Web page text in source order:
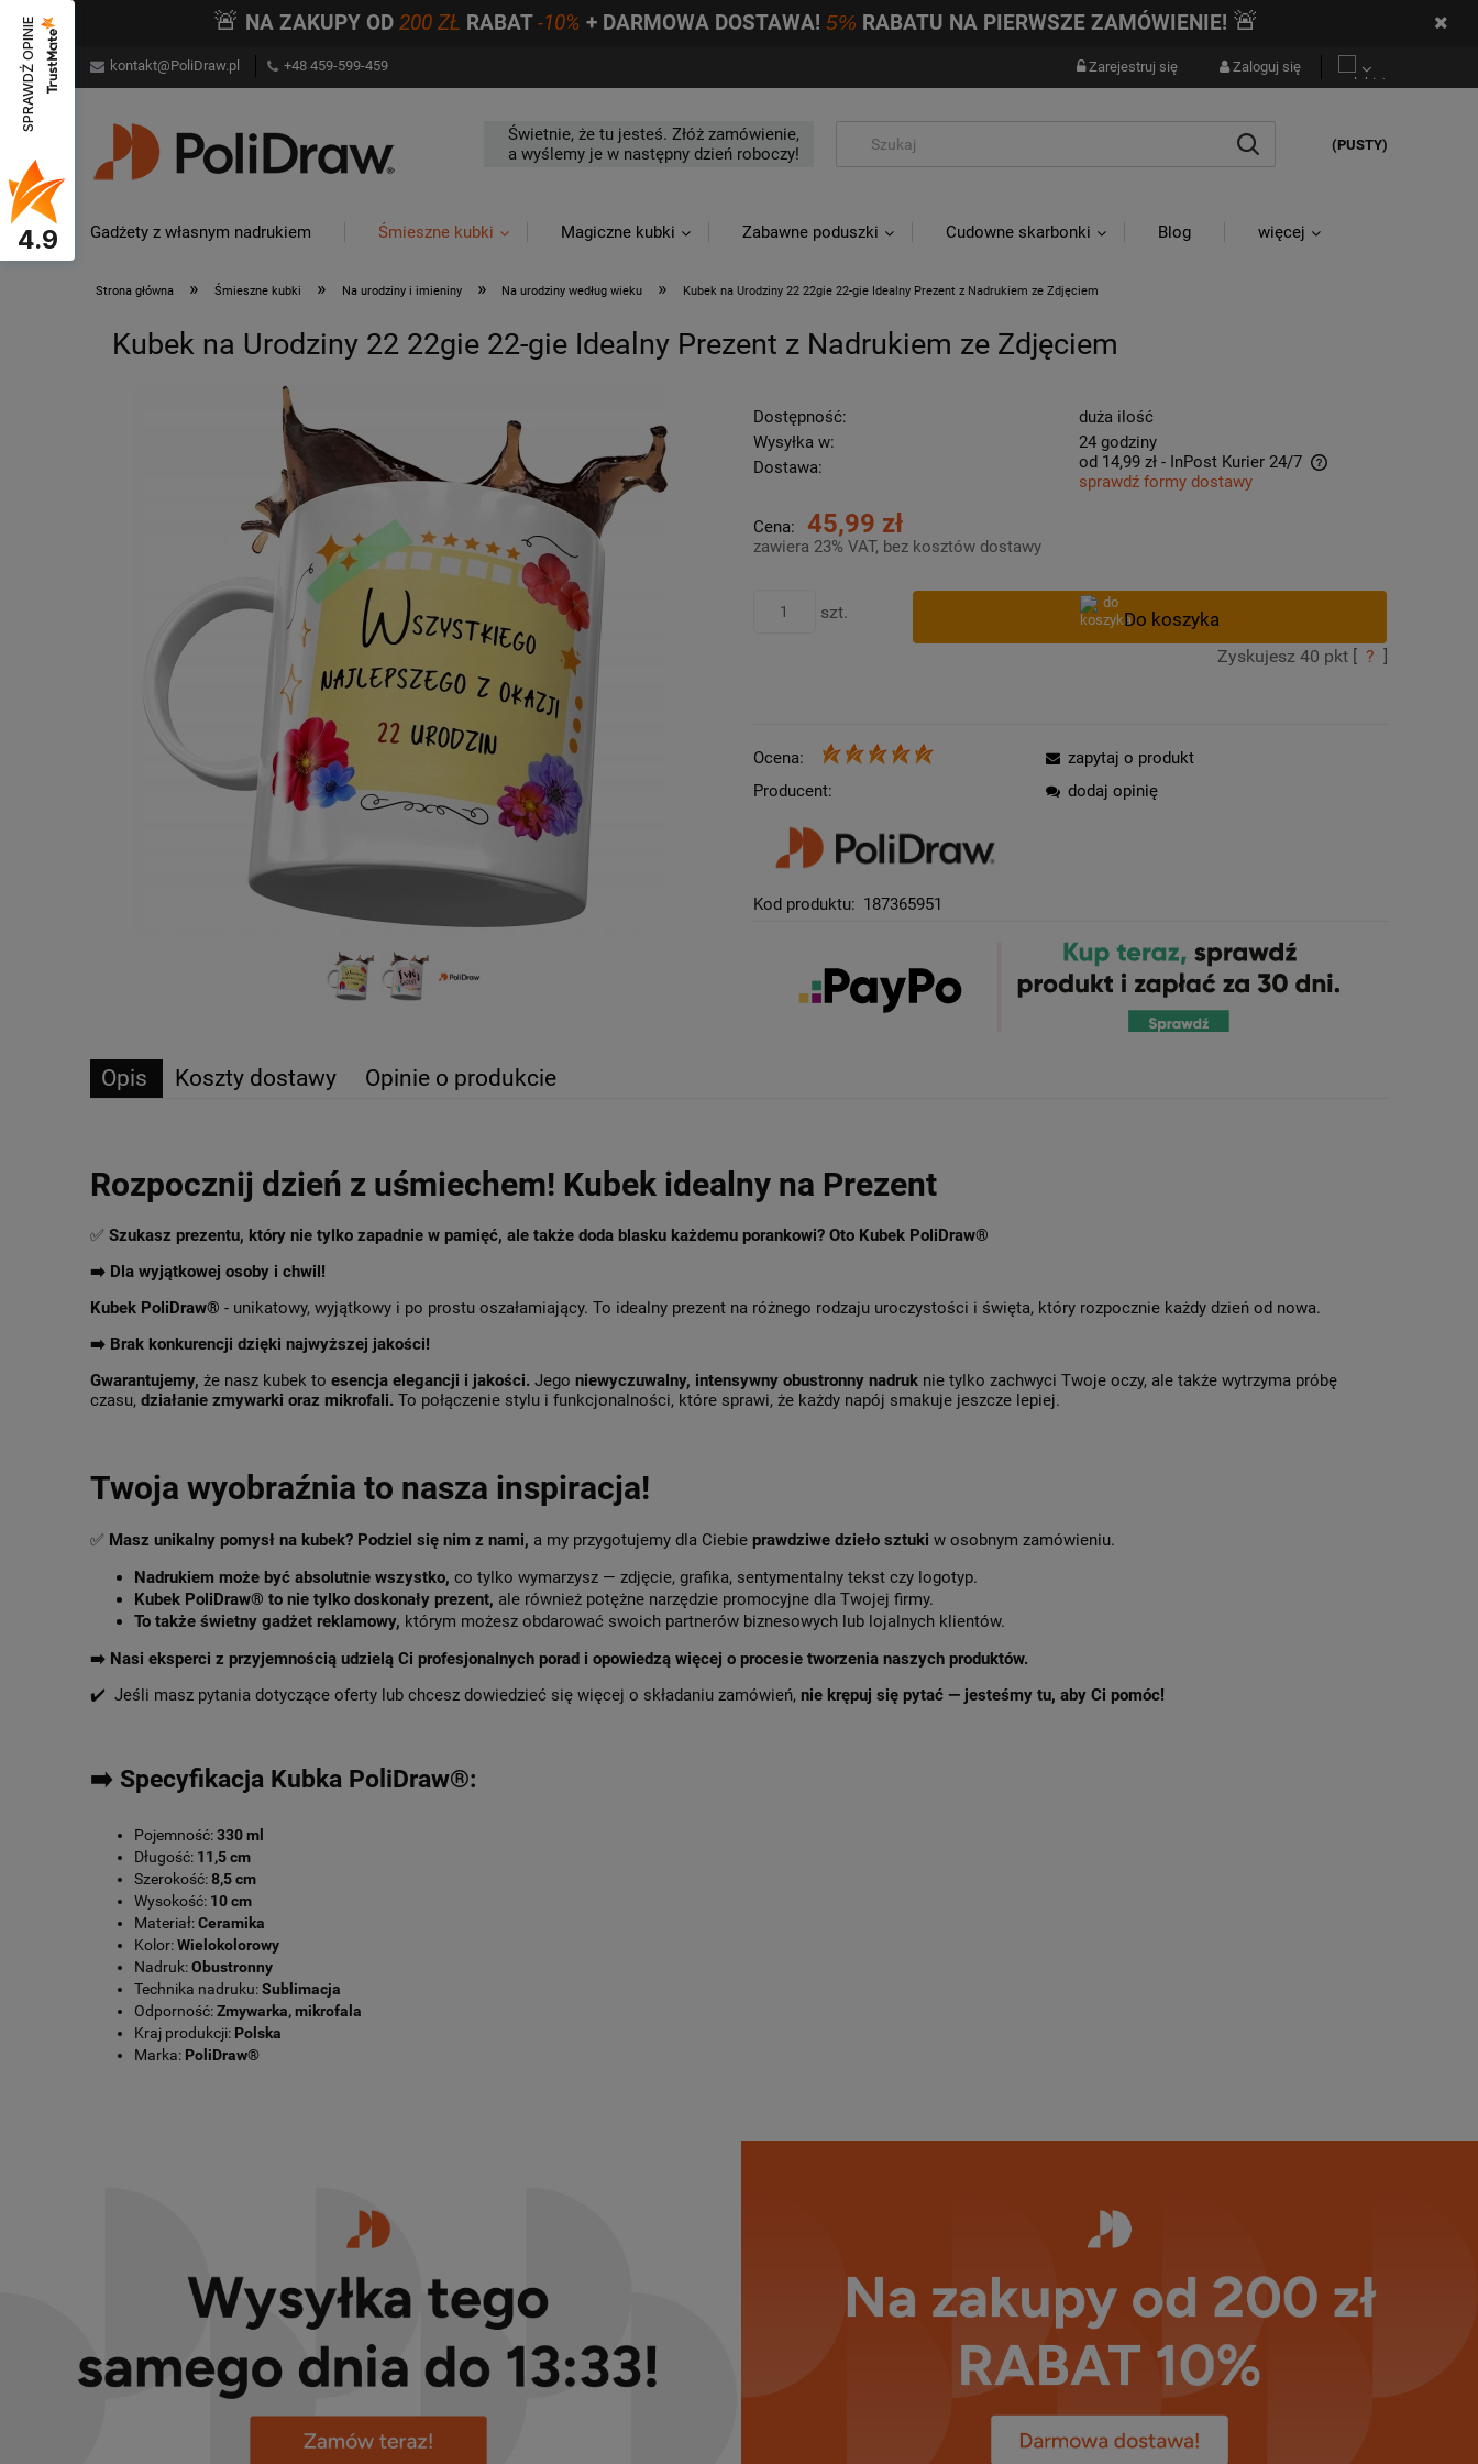
🚨 NA ZAKUPY OD 200 ZŁ RABAT-10% + DARMOWA DOSTAWA! 5% RABATU NA PIERWSZE ZAMÓWIENIE! 🚨
kontakt@PoliDraw.pl +48 459-599-459 Zarejestruj się Zaloguj się
(PUSTY)
Świetnie, że tu jesteś. Złóż zamówienie,
a wyślemy je w następny dzień roboczy!
Gadżety z własnym nadrukiem Śmieszne kubki Magiczne kubki Zabawne poduszki Cudowne skarbonki Blog więcej
Strona główna » Śmieszne kubki » Na urodziny i imieniny » Na urodziny według wieku » Kubek na Urodziny 22 22gie 22-gie Idealny Prezent z Nadrukiem ze Zdjęciem
Kubek na Urodziny 22 22gie 22-gie Idealny Prezent z Nadrukiem ze Zdjęciem
Dostępność:
duża ilość
Wysyłka w:
24 godziny
Dostawa:
od 14,99 zł - InPost Kurier 24/7
sprawdź formy dostawy
Cena: 45,99 zł
zawiera 23% VAT, bez kosztów dostawy
szt.
Zyskujesz 40 pkt [ ? ]
Ocena:
Producent:
Kod produktu: 187365951
zapytaj o produkt
dodaj opinię
Opis Koszty dostawy Opinie o produkcie
Rozpocznij dzień z uśmiechem! Kubek idealny na Prezent
✅ Szukasz prezentu, który nie tylko zapadnie w pamięć, ale także doda blasku każdemu porankowi? Oto Kubek PoliDraw®
➡️ Dla wyjątkowej osoby i chwil!
Kubek PoliDraw® - unikatowy, wyjątkowy i po prostu oszałamiający. To idealny prezent na różnego rodzaju uroczystości i święta, który rozpocznie każdy dzień od nowa.
➡️ Brak konkurencji dzięki najwyższej jakości!
Gwarantujemy, że nasz kubek to esencja elegancji i jakości. Jego niewyczuwalny, intensywny obustronny nadruk nie tylko zachwyci Twoje oczy, ale także wytrzyma próbę
czasu, działanie zmywarki oraz mikrofali. To połączenie stylu i funkcjonalności, które sprawi, że każdy napój smakuje jeszcze lepiej.
Twoja wyobraźnia to nasza inspiracja!
✅ Masz unikalny pomysł na kubek? Podziel się nim z nami, a my przygotujemy dla Ciebie prawdziwe dzieło sztuki w osobnym zamówieniu.
Nadrukiem może być absolutnie wszystko, co tylko wymarzysz — zdjęcie, grafika, sentymentalny tekst czy logotyp.
Kubek PoliDraw® to nie tylko doskonały prezent, ale również potężne narzędzie promocyjne dla Twojej firmy.
To także świetny gadżet reklamowy, którym możesz obdarować swoich partnerów biznesowych lub lojalnych klientów.
➡️ Nasi eksperci z przyjemnością udzielą Ci profesjonalnych porad i opowiedzą więcej o procesie tworzenia naszych produktów.
✔️ Jeśli masz pytania dotyczące oferty lub chcesz dowiedzieć się więcej o składaniu zamówień, nie krępuj się pytać — jesteśmy tu, aby Ci pomóc!
➡️ Specyfikacja Kubka PoliDraw®:
Pojemność:330 ml
Długość: 11,5 cm
Szerokość:8,5 cm
Wysokość: 10 cm
Materiał:Ceramika
Kolor:Wielokolorowy
Nadruk:Obustronny
Technika nadruku:Sublimacja
Odporność:Zmywarka, mikrofala
Kraj produkcji: Polska
Marka: PoliDraw®
SPRAWDŹ OPINIE
4.9